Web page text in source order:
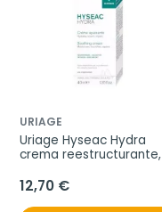
URIAGE
Uriage Hyseac Hydra
crema reestructurante,
12,70 €